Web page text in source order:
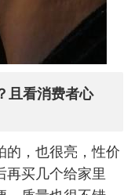
且看消费者心
的，也很亮，性价
再买几个给家里